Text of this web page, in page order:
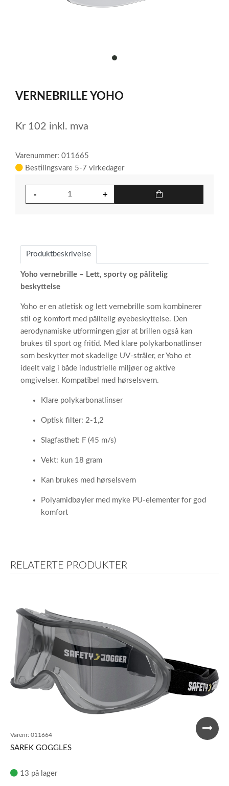
item
of
VERNEBRILLE YOHO
Kr 102 inkl. mva
Varenummer: 011665
Bestilingsvare 5-7 virkedager
Produktbeskrivelse
Yoho vernebrille – Lett, sporty og pålitelig
beskyttelse
Yoho er en atletisk og lett vernebrille som kombinerer
stil og komfort med pålitelig øyebeskyttelse. Den
aerodynamiske utformingen gjør at brillen også kan
brukes til sport og fritid. Med klare polykarbonatlinser
som beskytter mot skadelige UV-stråler, er Yoho et
ideelt valg i både industrielle miljøer og aktive
omgivelser. Kompatibel med hørselsvern.
Klare polykarbonatlinser
Optisk filter: 2-1,2
Slagfasthet: F (45 m/s)
Vekt: kun 18 gram
Kan brukes med hørselsvern
Polyamidbøyler med myke PU-elementer for god
komfort
RELATERTE PRODUKTER
Varenr: 011664
SAREK GOGGLES
13 på lager